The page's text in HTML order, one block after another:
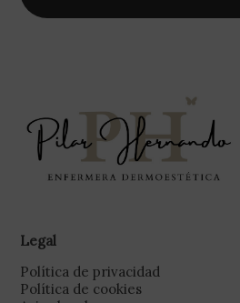
Legal
Política de privacidad
Política de cookies